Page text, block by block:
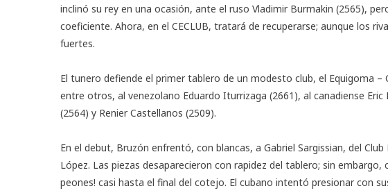
inclinó su rey en una ocasión, ante el ruso Vladimir Burmakin (2565),
coeficiente. Ahora, en el CECLUB, tratará de recuperarse; aunque los
fuertes.
El tunero defiende el primer tablero de un modesto club, el Equigoma
entre otros, al venezolano Eduardo Iturrizaga (2661), al canadiense Eric
(2564) y Renier Castellanos (2509).
En el debut, Bruzón enfrentó, con blancas, a Gabriel Sargissian, del
López. Las piezas desaparecieron con rapidez del tablero; sin
peones! casi hasta el final del cotejo. El cubano intentó presionar con